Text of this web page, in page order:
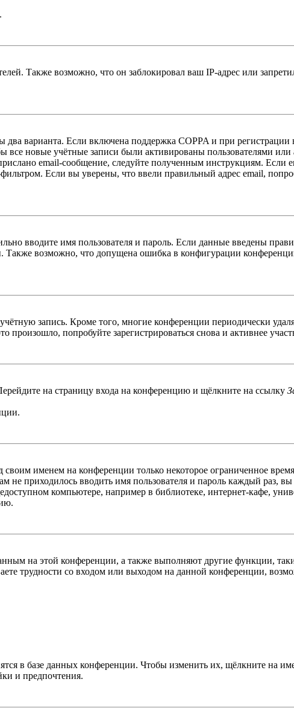
.
Также возможно, что он заблокировал ваш IP-адрес или
варианта. Если включена поддержка COPPA и при регистрации
новые учётные записи были активированы пользователями или
email-сообщение, следуйте полученным инструкциям. Если
Если вы уверены, что ввели правильный адрес email,
вводите имя пользователя и пароль. Если данные введены
возможно, что допущена ошибка в конфигурации
запись. Кроме того, многие конференции периодически
попробуйте зарегистрироваться снова и активнее
на страницу входа на конференцию и щёлкните на ссылку
своим именем на конференции только некоторое ограниченное
не приходилось вводить имя пользователя и пароль каждый раз,
компьютере, например в библиотеке, интернет-кафе,
на этой конференции, а также выполняют другие функции,
трудности со входом или выходом на данной конференции,
в базе данных конференции. Чтобы изменить их, щёлкните на
и предпочтения.